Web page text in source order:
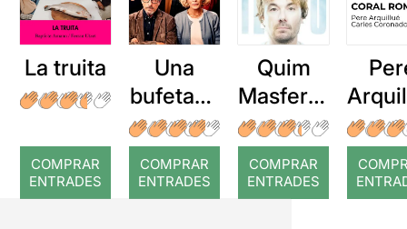
La truita
COMPRAR
ENTRADES
Una
bufetada
a temps
COMPRAR
ENTRADES
Quim
Masferre
r: Temps
COMPRAR
ENTRADES
: